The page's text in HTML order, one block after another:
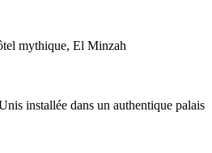
mythique, El Minzah
installée dans un authentique palais